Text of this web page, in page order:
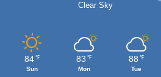
Clear Sky
84 ℉
Sun
83 ℉
Mon
88 ℉
Tue